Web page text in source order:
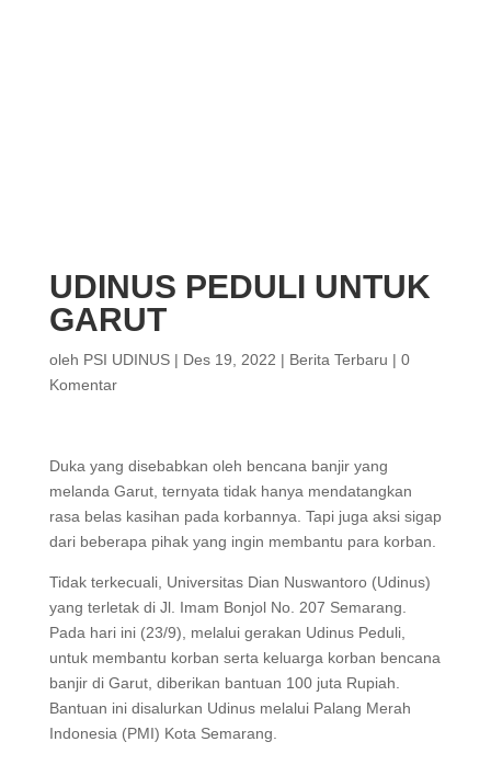
UDINUS PEDULI UNTUK
GARUT
oleh PSI UDINUS| Des 19, 2022 | Berita Terbaru | 0
Komentar
Duka yang disebabkan oleh bencana banjir yang
melanda Garut, ternyata tidak hanya mendatangkan
rasa belas kasihan pada korbannya. Tapi juga aksi sigap
dari beberapa pihak yang ingin membantu para korban.
Tidak terkecuali, Universitas Dian Nuswantoro (Udinus)
yang terletak di Jl. Imam Bonjol No. 207 Semarang.
Pada hari ini (23/9), melalui gerakan Udinus Peduli,
untuk membantu korban serta keluarga korban bencana
banjir di Garut, diberikan bantuan 100 juta Rupiah.
Bantuan ini disalurkan Udinus melalui Palang Merah
Indonesia (PMI) Kota Semarang.